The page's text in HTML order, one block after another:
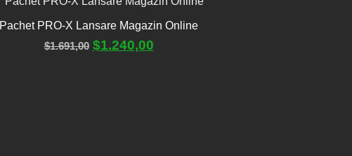
Pachet PRO-X Lansare Magazin Online
$1.691,00 $1.240,00